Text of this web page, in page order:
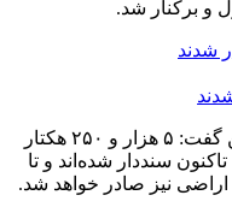
و برکنار شد.
مدیر جهاد کشاورزی شهرستان سرعین گفت: ۵ هزار و ۲۵۰ هکتار
سنددار شده‌اند و تا
نیز صادر خواهد شد.